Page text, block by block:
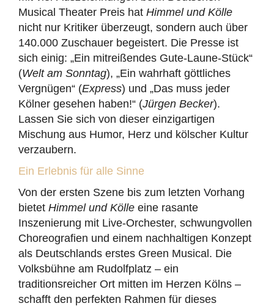
Musical Theater Preis hat Himmel und Kölle
nicht nur Kritiker überzeugt, sondern auch über
140.000 Zuschauer begeistert. Die Presse ist
sich einig: „Ein mitreißendes Gute-Laune-Stück“
(Welt am Sonntag), „Ein wahrhaft göttliches
Vergnügen“ (Express) und „Das muss jeder
Kölner gesehen haben!“ (Jürgen Becker).
Lassen Sie sich von dieser einzigartigen
Mischung aus Humor, Herz und kölscher Kultur
verzaubern.
Ein Erlebnis für alle Sinne
Von der ersten Szene bis zum letzten Vorhang
bietet Himmel und Kölle eine rasante
Inszenierung mit Live-Orchester, schwungvollen
Choreografien und einem nachhaltigen Konzept
als Deutschlands erstes Green Musical. Die
Volksbühne am Rudolfplatz – ein
traditionsreicher Ort mitten im Herzen Kölns –
schafft den perfekten Rahmen für dieses